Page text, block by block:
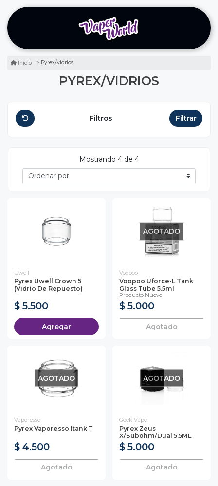
Inicio Pyrex/vidrios
PYREX/VIDRIOS
Filtros Filtrar
Mostrando 4 de 4
Uwell
Pyrex Uwell Crown 5
(Vidrio De Repuesto)
$ 5.500
Agregar
AGOTADO
Voopoo
Voopoo Uforce-L Tank
Glass Tube 5.5ml
Producto Nuevo
$ 5.000
Agotado
AGOTADO
Vaporesso
Pyrex Vaporesso Itank T
$ 4.500
Agotado
AGOTADO
Geek Vape
Pyrex Zeus
X/Subohm/Dual 5.5ML
$ 5.000
Agotado